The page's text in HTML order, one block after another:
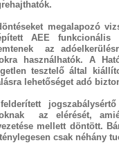
megalapozó
AEE
az
használhatók. A
tesztelő által
lehetőséget adó
az elérését,
mellett döntött.
ténylegesen csak néhány